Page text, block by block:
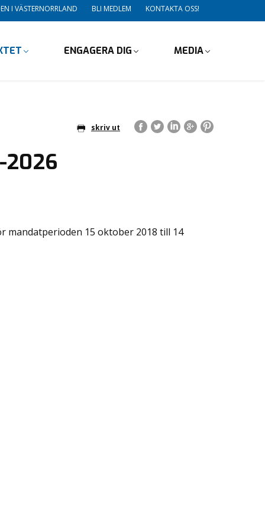
I VÄSTERNORRLAND BLI MEDLEM KONTAKTA OSS!
ENGAGERA DIG MEDIA
skriv ut
2026
mandatperioden 15 oktober 2018 till 14